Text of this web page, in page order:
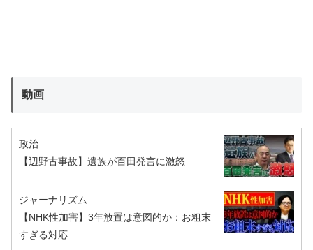
動画
政治
【辺野古事故】遺族が百田発言に激怒
ジャーナリズム
【NHK性加害】3年放置は意図的か：お粗末
すぎる対応